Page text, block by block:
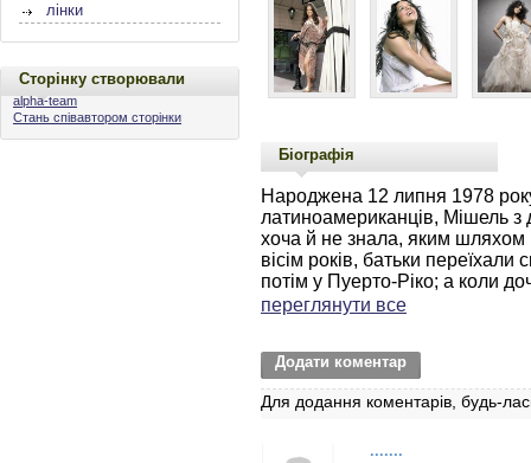
лінки
Сторінку створювали
alpha-team
Стань співавтором сторінки
Біографія
Народжена 12 липня 1978
латиноамериканців, Мішель з
хоча й не знала, яким шляхом
вісім років, батьки переїхали
потім у Пуерто-Ріко; а коли
переглянути все
Додати коментар
Для додання коментарів, будь-
.......